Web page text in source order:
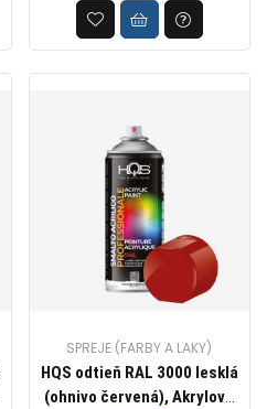
SPREJE (FARBY A LAKY)
HQS odtieň RAL 3000 lesklá
(ohnivo červená), Akrylová